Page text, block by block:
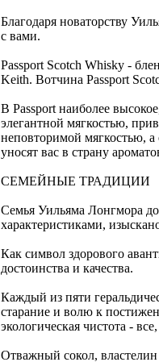
Благодаря новаторству
с вами.
Passport Scotch Whisky -
Keith. Вотчина Passport
В Passport наиболее
элегантной мягкостью,
неповторимой мягкостью,
уносят вас в страну
СЕМЕЙНЫЕ ТРАДИЦИИ
Семья Уильяма Лонгмора
характеристиками,
Как символ здорового
достоинства и качества.
Каждый из пяти
старание и волю к
экологическая чистота -
Отважный сокол, властелин